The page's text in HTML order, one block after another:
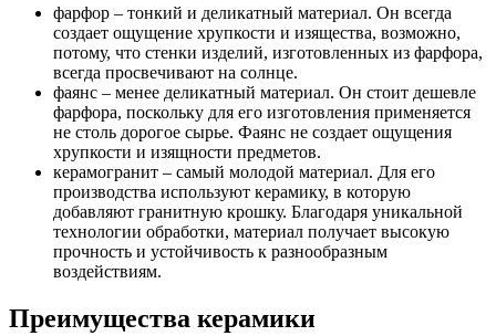
фарфор – тонкий и деликатный материал. Он всегда
создает ощущение хрупкости и изящества, возможно,
потому, что стенки изделий, изготовленных из фарфора,
всегда просвечивают на солнце.
фаянс – менее деликатный материал. Он стоит дешевле
фарфора, поскольку для его изготовления применяется
не столь дорогое сырье. Фаянс не создает ощущения
хрупкости и изящности предметов.
керамогранит – самый молодой материал. Для его
производства используют керамику, в которую
добавляют гранитную крошку. Благодаря уникальной
технологии обработки, материал получает высокую
прочность и устойчивость к разнообразным
воздействиям.
Преимущества керамики